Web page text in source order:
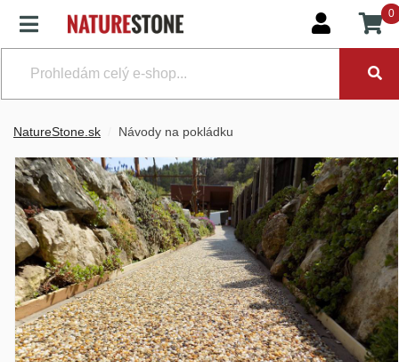
NatureStone.sk Návody na pokládku
0